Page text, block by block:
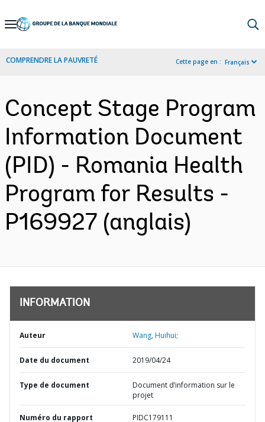
Skip
Navigation
COMPRENDRE LA PAUVRETÉ Cette page en : Français
Concept Stage Program
Information Document
(PID) - Romania Health
Program for Results -
P169927 (anglais)
INFORMATION
Auteur Wang, Huihui;
Date du document 2019/04/24
Type de document
Document d’information sur le
projet
Numéro du rapport PIDC179111